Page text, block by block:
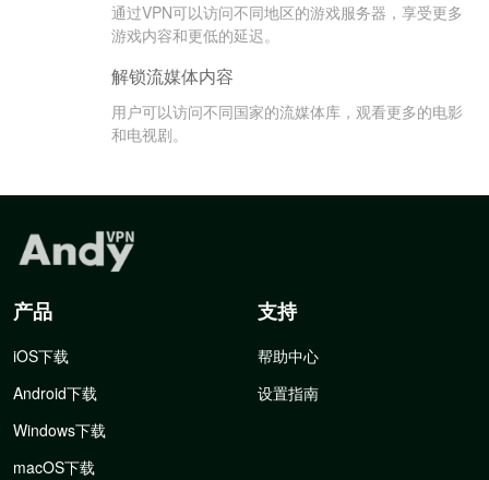
通过VPN可以访问不同地区的游戏服务器，享受更多
游戏内容和更低的延迟。
解锁流媒体内容
用户可以访问不同国家的流媒体库，观看更多的电影
和电视剧。
产品
iOS下载
Android下载
Windows下载
macOS下载
支持
帮助中心
设置指南